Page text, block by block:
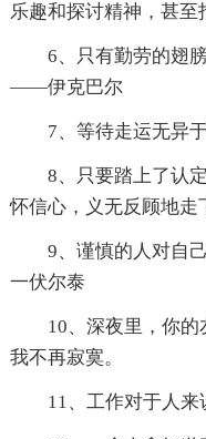
乐趣和探讨精神，甚至
6、只有勤劳的翅
——伊克巴尔
7、等待走运无异
8、只要踏上了认
怀信心，义无反顾地走
9、谨慎的人对自
一伏尔泰
10、深夜里，你的
我不再寂寞。
11、工作对于人